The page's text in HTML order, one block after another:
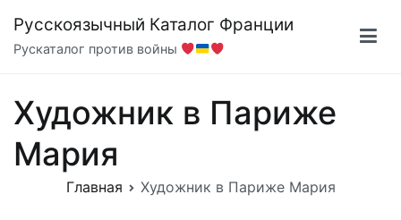
содержимому
Русскоязычный Каталог Франции
Рускаталог против войны
Художник в Париже
Мария
Главная Художник в Париже Мария